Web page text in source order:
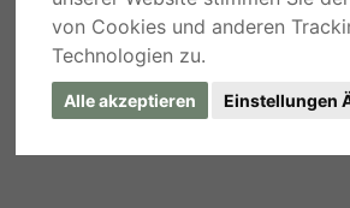
von Cookies und anderen
Technologien zu.
Alle akzeptieren Einstellungen